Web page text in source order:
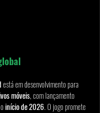
está em desenvolvimento para
móveis, com lançamento
início de 2026. O jogo promete